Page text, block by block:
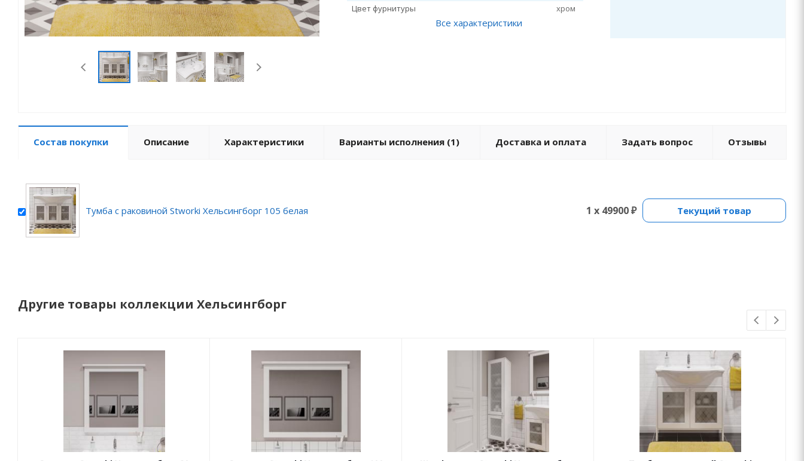
Цвет фурнитуры
хром
Все характеристики
Состав покупки Описание Характеристики Варианты исполнения (1) Доставка и оплата Задать вопрос Отзывы
Тумба с раковиной Stworki Хельсингборг 105 белая 1 x 49900 ₽ Текущий товар
Другие товары коллекции Хельсингборг